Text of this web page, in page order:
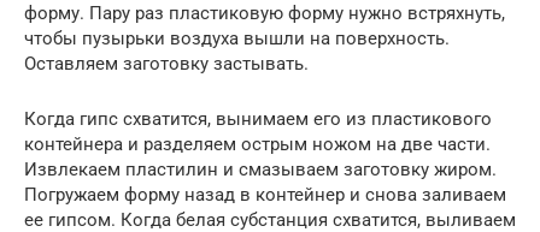
форму. Пару раз пластиковую форму нужно встряхнуть,
чтобы пузырьки воздуха вышли на поверхность.
Оставляем заготовку застывать.
Когда гипс схватится, вынимаем его из пластикового
контейнера и разделяем острым ножом на две части.
Извлекаем пластилин и смазываем заготовку жиром.
Погружаем форму назад в контейнер и снова заливаем
ее гипсом. Когда белая субстанция схватится, выливаем